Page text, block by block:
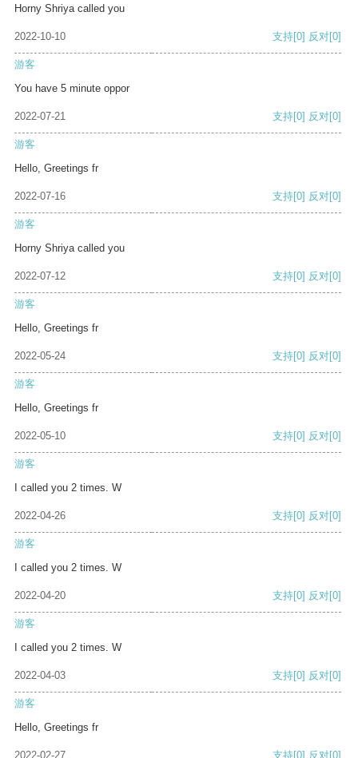
Horny Shriya called you
2022-10-10 支持[0] 反对[0]
游客
You have 5 minute oppor
2022-07-21 支持[0] 反对[0]
游客
Hello, Greetings fr
2022-07-16 支持[0] 反对[0]
游客
Horny Shriya called you
2022-07-12 支持[0] 反对[0]
游客
Hello, Greetings fr
2022-05-24 支持[0] 反对[0]
游客
Hello, Greetings fr
2022-05-10 支持[0] 反对[0]
游客
I called you 2 times. W
2022-04-26 支持[0] 反对[0]
游客
I called you 2 times. W
2022-04-20 支持[0] 反对[0]
游客
I called you 2 times. W
2022-04-03 支持[0] 反对[0]
游客
Hello, Greetings fr
2022-02-27 支持[0] 反对[0]